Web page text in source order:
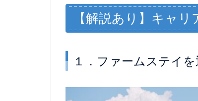
【解説あり】キャ
１．ファームステイ